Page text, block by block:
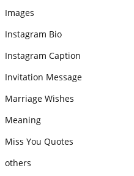
Images
Instagram Bio
Instagram Caption
Invitation Message
Marriage Wishes
Meaning
Miss You Quotes
others